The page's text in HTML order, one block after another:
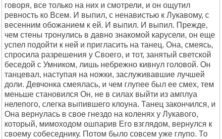
говоря, все только на них и смотрели, и он ощутил
ревность ко Всем. И выпил, с ненавистью к Лукавому, с
весенним обожанием к ей. И выпил. И выпил. Прежде,
чем стены тронулись в давно знакомой карусели, он еще
успел подойти к ней и пригласить на танец. Она, смеясь,
спросила разрешения у Своего, и тот, занятый светской
беседой с Умником, лишь небрежно кивнул головой. Он
танцевал, наступая на ножки, заслуживавшие лучшей
доли. Девчонка смеялась, и чем глупее был ее смех, тем
меньше становился Он, не в силах выйти из амплуа
нелепого, слегка выпившего клоуна. Танец закончился, и
Она вернулась в свое гнездо на коленях у Лукавого,
который, мимоходом ошпарив Его взглядом, вернулся к
своему собеседнику. Потом было совсем уже глупо. То